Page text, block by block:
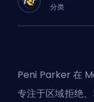
分类
Peni Parker 在
专注于区域拒绝